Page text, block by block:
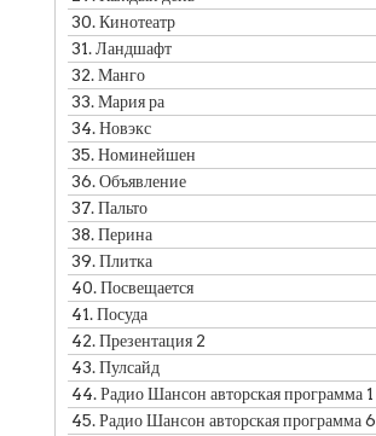
30.Кинотеатр
31.Ландшафт
32.Манго
33.Мария ра
34.Новэкс
35.Номинейшен
36.Объявление
37.Пальто
38.Перина
39.Плитка
40.Посвещается
41.Посуда
42.Презентация 2
43.Пулсайд
44.Радио Шансон авторская программа 1
45.Радио Шансон авторская программа 6